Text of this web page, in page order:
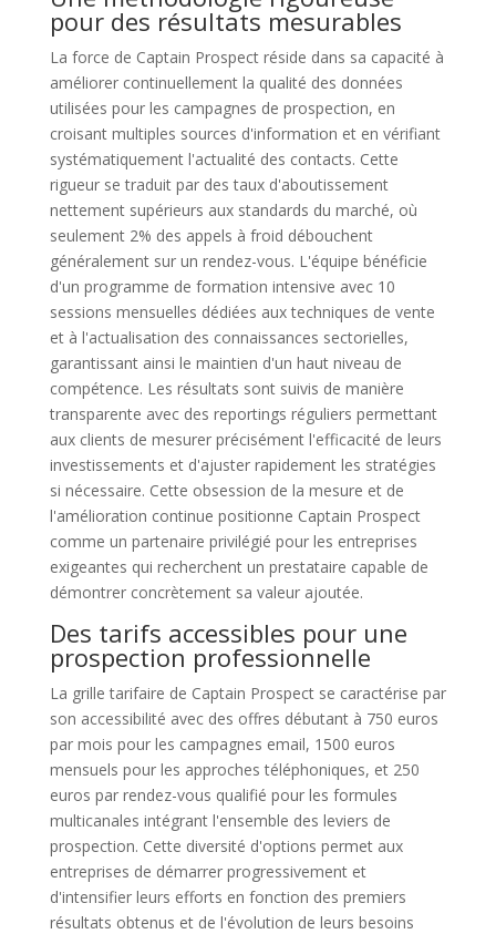
pour des résultats mesurables
La force de Captain Prospect réside dans sa capacité à
améliorer continuellement la qualité des données
utilisées pour les campagnes de prospection, en
croisant multiples sources d'information et en vérifiant
systématiquement l'actualité des contacts. Cette
rigueur se traduit par des taux d'aboutissement
nettement supérieurs aux standards du marché, où
seulement 2% des appels à froid débouchent
généralement sur un rendez-vous. L'équipe bénéficie
d'un programme de formation intensive avec 10
sessions mensuelles dédiées aux techniques de vente
et à l'actualisation des connaissances sectorielles,
garantissant ainsi le maintien d'un haut niveau de
compétence. Les résultats sont suivis de manière
transparente avec des reportings réguliers permettant
aux clients de mesurer précisément l'efficacité de leurs
investissements et d'ajuster rapidement les stratégies
si nécessaire. Cette obsession de la mesure et de
l'amélioration continue positionne Captain Prospect
comme un partenaire privilégié pour les entreprises
exigeantes qui recherchent un prestataire capable de
démontrer concrètement sa valeur ajoutée.
Des tarifs accessibles pour une
prospection professionnelle
La grille tarifaire de Captain Prospect se caractérise par
son accessibilité avec des offres débutant à 750 euros
par mois pour les campagnes email, 1500 euros
mensuels pour les approches téléphoniques, et 250
euros par rendez-vous qualifié pour les formules
multicanales intégrant l'ensemble des leviers de
prospection. Cette diversité d'options permet aux
entreprises de démarrer progressivement et
d'intensifier leurs efforts en fonction des premiers
résultats obtenus et de l'évolution de leurs besoins